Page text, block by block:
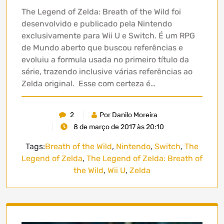
The Legend of Zelda: Breath of the Wild foi
desenvolvido e publicado pela Nintendo
exclusivamente para Wii U e Switch. É um RPG
de Mundo aberto que buscou referências e
evoluiu a formula usada no primeiro título da
série, trazendo inclusive várias referências ao
Zelda original. Esse com certeza é…
2
Por Danilo Moreira
8 de março de 2017 às 20:10
Tags:Breath of the Wild, Nintendo, Switch, The
Legend of Zelda, The Legend of Zelda: Breath of
the Wild, Wii U, Zelda